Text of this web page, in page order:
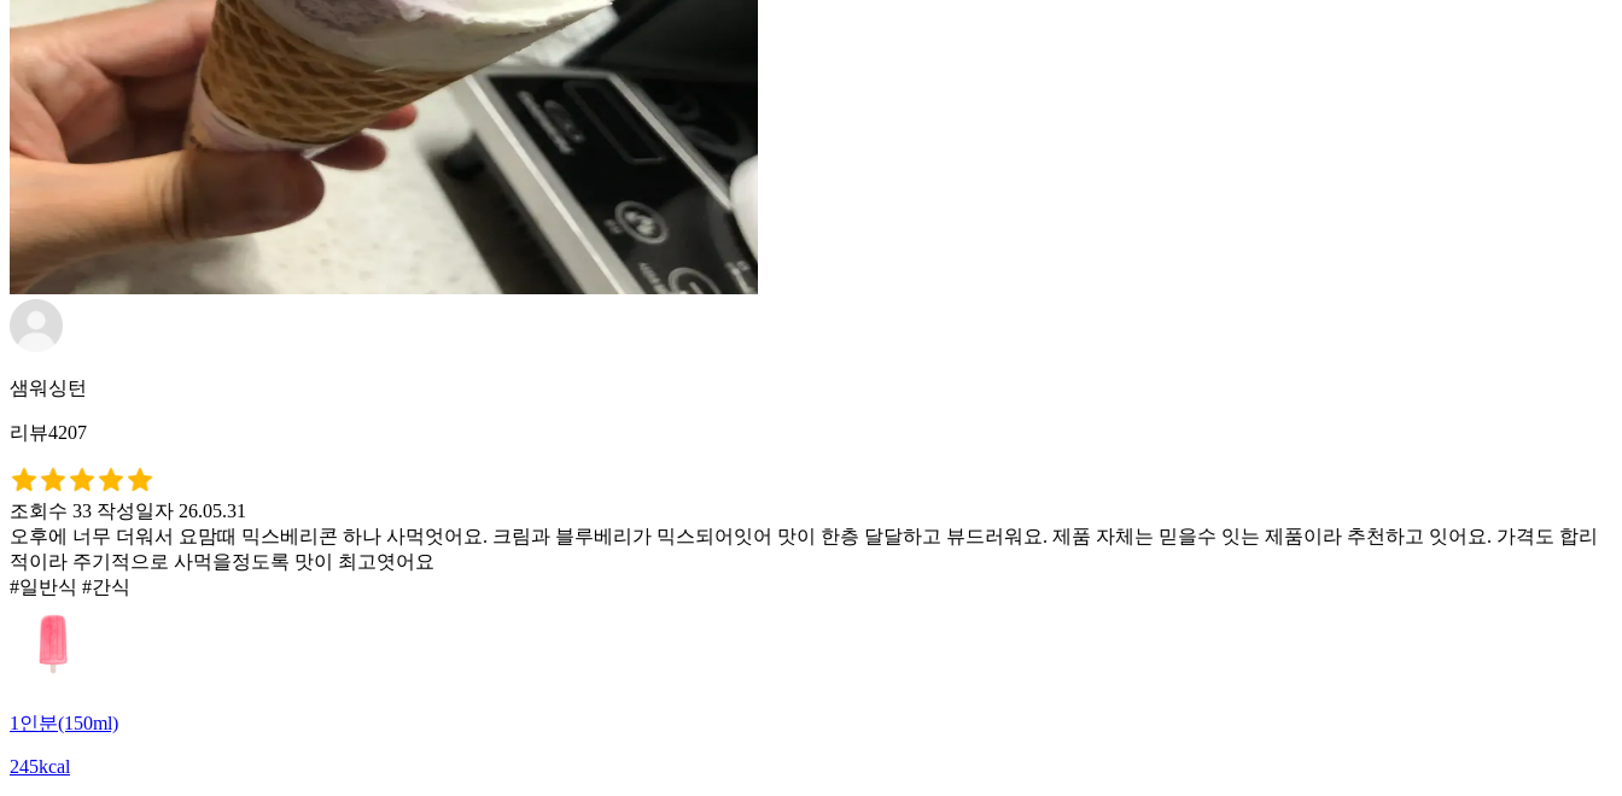
샘워싱턴
리뷰4207
조회수 33 작성일자 26.05.31
오후에 너무 더워서 요맘때 믹스베리콘 하나 사먹엇어요. 크림과 블루베리가 믹스되어잇어 맛이 한층 달달하고 뷰드러워요. 제품 자체는 믿을수 잇는 제품이라 추천하고 잇어요. 가격도 합리
적이라 주기적으로 사먹을정도록 맛이 최고엿어요
#일반식 #간식
1인분(150ml)
245kcal